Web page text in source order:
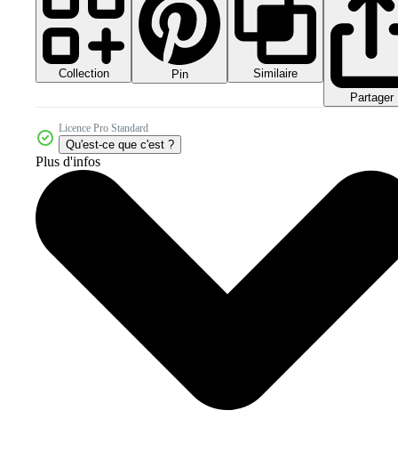
Collection Pin
Similaire
Partager
Licence Pro Standard
Qu'est-ce que c'est ?
Plus d'infos